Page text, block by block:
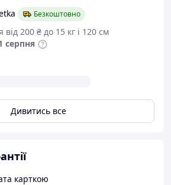
Безкоштовно
200 ₴ до 15 кг і 120 см
серпня
Дивитись все
карткою